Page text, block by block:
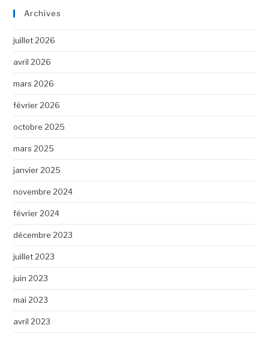
Archives
juillet 2026
avril 2026
mars 2026
février 2026
octobre 2025
mars 2025
janvier 2025
novembre 2024
février 2024
décembre 2023
juillet 2023
juin 2023
mai 2023
avril 2023